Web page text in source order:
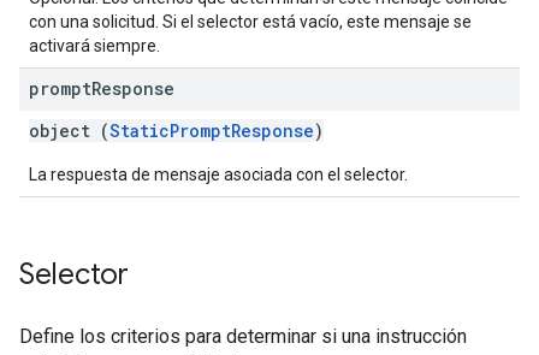
con una solicitud. Si el selector está vacío, este mensaje se
activará siempre.
promptResponse
object (StaticPromptResponse)
La respuesta de mensaje asociada con el selector.
Selector
Define los criterios para determinar si una instrucción